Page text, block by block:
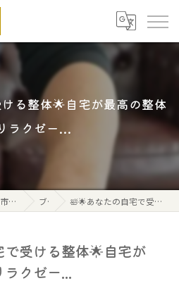
る整体🌟自宅が最高の整体
ラクゼー...
疲労回復専門店、大和郡山市筒井駅から北へ2分、ごりちゃん式ボディケアストレッチ ブログ 🛀🌟あなたの自宅で受ける整体🌟自宅が最高の整体院・リラクゼー...
受ける整体🌟自宅が
クゼー...